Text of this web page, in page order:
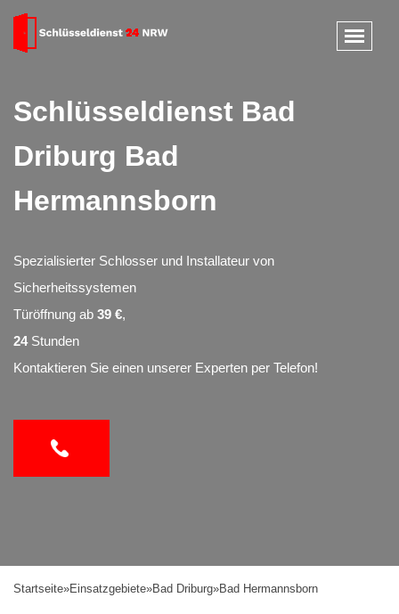
Schlüsseldienst Bad
Driburg Bad
Hermannsborn
Spezialisierter Schlosser und Installateur von
Sicherheitssystemen
Türöffnung ab 39 €,
24Stunden
Kontaktieren Sie einen unserer Experten per Telefon!
Startseite»Einsatzgebiete»Bad Driburg»Bad Hermannsborn